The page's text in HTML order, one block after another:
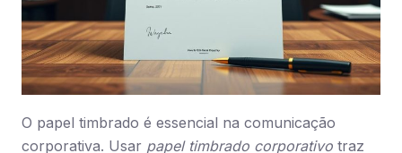
O papel timbrado é essencial na comunicação
corporativa. Usar papel timbrado corporativo traz